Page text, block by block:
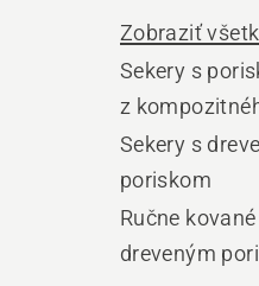
Zobraziť
Sekery s
z
Sekery s
poriskom
Ručne
dreveným